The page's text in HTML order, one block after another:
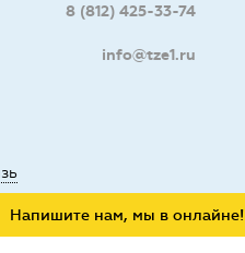
8 (812) 425-33-74
info@tze1.ru
Напишите нам, мы в онлайне!